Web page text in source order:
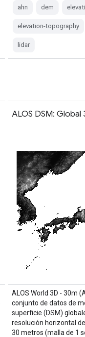
ahn dem
elevation-topography
lidar
ALOS DSM: Global
ALOS World 3D - 30m
conjunto de datos de
superficie (DSM)
resolución horizontal
30 metros (malla de 1